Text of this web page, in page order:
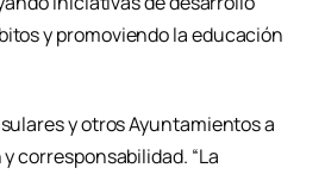
y promoviendo la educación
y otros Ayuntamientos a
corresponsabilidad. “La